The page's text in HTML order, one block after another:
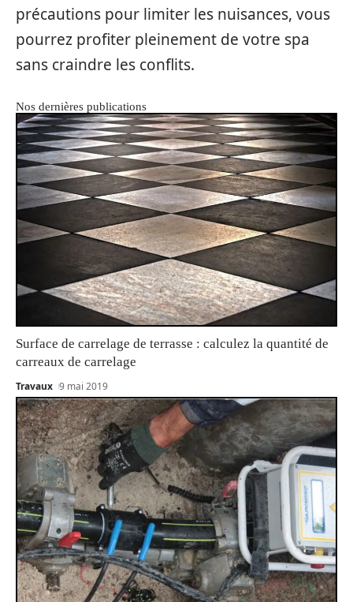
précautions pour limiter les nuisances, vous
pourrez profiter pleinement de votre spa
sans craindre les conflits.
Nos dernières publications
Surface de carrelage de terrasse : calculez la quantité de
carreaux de carrelage
Travaux 9 mai 2019